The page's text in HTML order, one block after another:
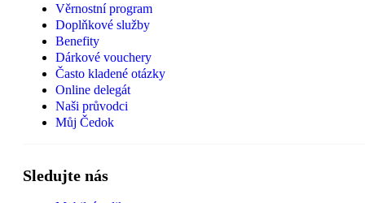
Věrnostní program
Doplňkové služby
Benefity
Dárkové vouchery
Často kladené otázky
Online delegát
Naši průvodci
Můj Čedok
Sledujte nás